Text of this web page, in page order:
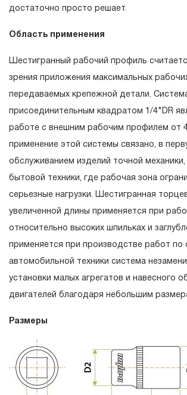
достаточно просто решает.
Область применения
Шестигранный рабочий профиль
зрения приложения максимальных
передаваемых крепежной детали.
присоединительным квадратом 1/4"DR
работе с внешним рабочим профилем от
применение этой системы связано, в
обслуживанием изделий точной механики,
бытовой техники, где рабочая зона
серьезные нагрузки. Шестигранная
увеличенной длины применяется при
относительно высоких шпильках и
применяется при производстве работ по
автомобильной техники система
установки малых агрегатов и навесного
двигателей благодаря небольшим
Размеры
связи с сокращенным сроком
повышенным износом при
эксплуатации средней интенсивности.
2.2 При повышенной интенсивности
эксплуатации инструмента
сокращен до одного месяца.
2.3 Начало гарантийного срока, начало
определяется по дате продажи,
талоне продавцом инструмента или
подтверждающим факт приобретения
отдельных случаях, при реализации
промышленные предприятия, начало
может исчисляться с момента ввода
эксплуатацию, но не более 3-х
3. Исполнение гарантийных
3.1 На изделия торговых марок
распространяется понятие
имеющий дефект, обнаруженный или
результате нарушений при его
невозможным дальнейшее